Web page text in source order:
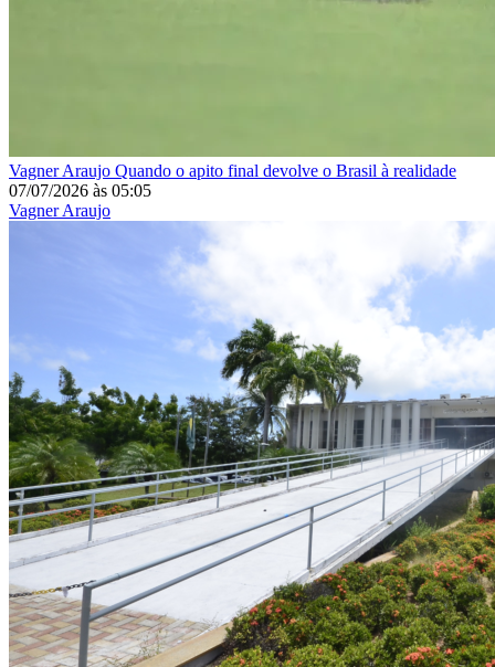
Vagner Araujo Quando o apito final devolve o Brasil à realidade
07/07/2026 às 05:05
Vagner Araujo